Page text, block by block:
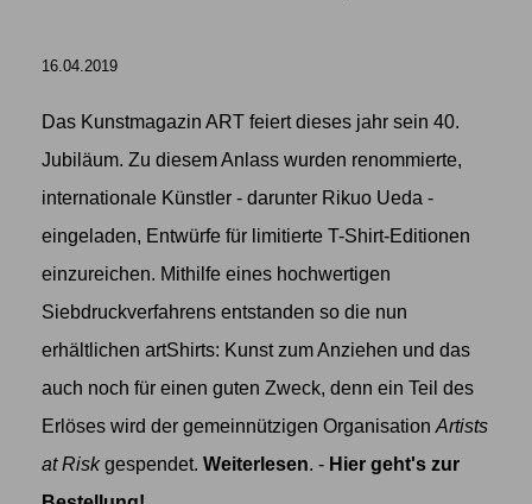
16.04.2019
Das Kunstmagazin ART feiert dieses jahr sein 40.
Jubiläum. Zu diesem Anlass wurden renommierte,
internationale Künstler - darunter Rikuo Ueda -
eingeladen, Entwürfe für limitierte T-Shirt-Editionen
einzureichen. Mithilfe eines hochwertigen
Siebdruckverfahrens entstanden so die nun
erhältlichen artShirts: Kunst zum Anziehen und das
auch noch für einen guten Zweck, denn ein Teil des
Erlöses wird der gemeinnützigen Organisation Artists
at Riskgespendet. Weiterlesen. - Hier geht's zur